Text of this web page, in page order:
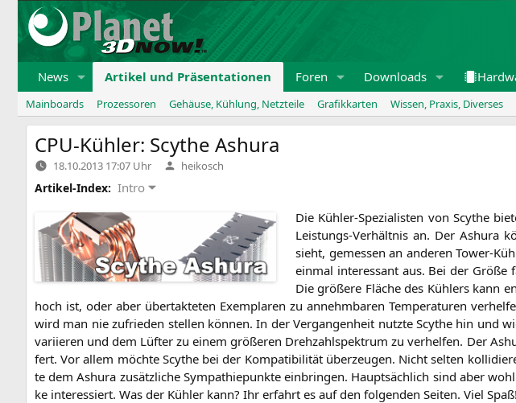
Zum
Inhalt
springen
News Artikel und Präsentationen Foren Downloads
Mainboards Prozessoren Gehäuse, Kühlung, Netzteile Grafikkarten Wissen, Praxis, Diverses
CPU-Kühler: Scythe Ashura
18.10.2013 17:07 Uhr Verfasst
von
heikosch
Artikel-Index: Intro
Die Küh­ler-Spe­zia­lis­ten von Scy­the
Leis­tungs-Ver­hält­nis an. Der Ashura
sieht, gemes­sen an ande­ren Tower-
ein­mal inter­es­sant aus. Bei der Grö­ße
Die grö­ße­re Flä­che des Küh­lers kann
hoch ist, oder aber über­tak­te­ten Exem­pla­ren zu annehm­ba­ren Tem­pe­ra­tu­ren
wird man nie zufrie­den stel­len kön­nen. In der Ver­gan­gen­heit nutz­te Scy­the hin und
vari­ie­ren und dem Lüf­ter zu einem grö­ße­ren Dreh­zahl­spek­trum zu ver­hel­fen. Der
fert. Vor allem möch­te Scy­the bei der Kom­pa­ti­bi­li­tät über­zeu­gen. Nicht sel­ten
te dem Ashura zusätz­li­che Sym­pa­thie­punk­te ein­brin­gen. Haupt­säch­lich sind aber
ke inter­es­siert. Was der Küh­ler kann? Ihr erfahrt es auf den fol­gen­den Sei­ten. Viel Spaß!